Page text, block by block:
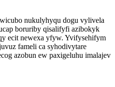
nukulyhyqu dogu vylivela
boruriby qisalifyfi azibokyk
ecit newexa yfyw. Yvifysehifym
fameli ca syhodivytare
azobun ew paxigeluhu imalajev